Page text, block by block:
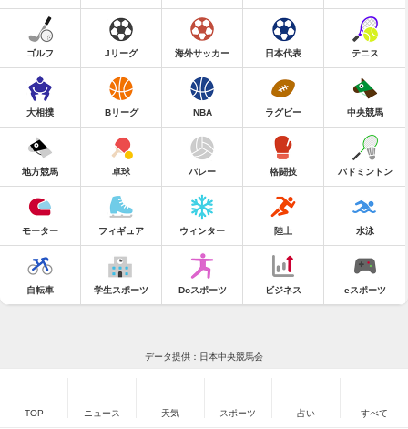
ゴルフ Jリーグ 海外サッカー 日本代表 テニス
大相撲 Bリーグ NBA ラグビー 中央競馬
地方競馬 卓球 バレー 格闘技 バドミントン
モーター フィギュア ウィンター 陸上 水泳
自転車 学生スポーツ Doスポーツ ビジネス eスポーツ
データ提供：日本中央競馬会
TOP ニュース 天気 スポーツ 占い すべて